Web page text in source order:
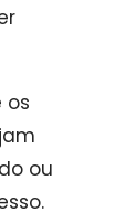
os
ou